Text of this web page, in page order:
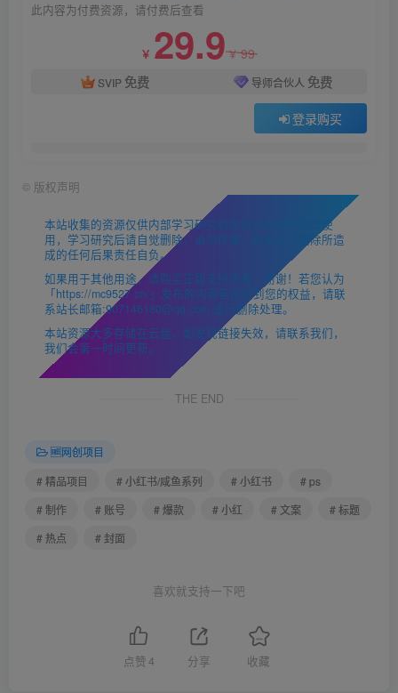
此内容为付费资源，请付费后查看
￥ 29.9￥99
SVIP 免费 导师合伙人 免费
登录购买
© 版权声明
本站收集的资源仅供内部学习研究软件设计思想和原理使
用，学习研究后请自觉删除，请勿传播，因未及时删除所造
成的任何后果责任自负。
如果用于其他用途，请购买正版支持作者，谢谢！若您认为
「https://mc9527.cn/」发布的内容若侵犯到您的权益，请联
系站长邮箱:907146180@qq.com 进行删除处理。
本站资源大多存储在云盘，如发现链接失效，请联系我们，
我们会第一时间更新。
THE END
🆓网创项目
# 精品项目
# 小红书/咸鱼系列 # 小红书
# ps
# 制作
# 账号 # 爆款 # 小红 # 文案
# 标题
# 热点
# 封面
喜欢就支持一下吧
点赞4 分享 收藏